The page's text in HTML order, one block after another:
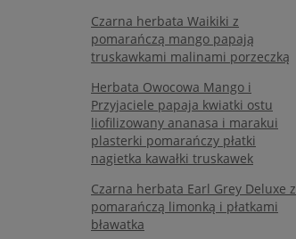
Czarna herbata Waikiki z
pomarańczą mango papają
truskawkami malinami porzeczką
Herbata Owocowa Mango i
Przyjaciele papaja kwiatki ostu
liofilizowany ananasa i marakui
plasterki pomarańczy płatki
nagietka kawałki truskawek
Czarna herbata Earl Grey Deluxe z
pomarańczą limonką i płatkami
bławatka